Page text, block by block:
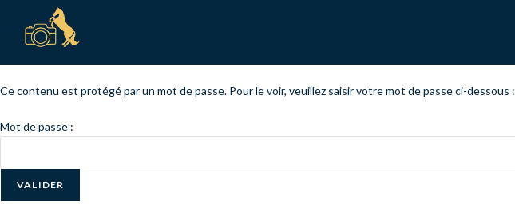
Ce contenu est protégé par un mot de passe. Pour le voir, veuillez saisir votre mot de passe ci-dessous :
Mot de passe :